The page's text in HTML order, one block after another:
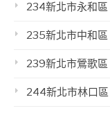
234新北市永和區
235新北市中和區
239新北市鶯歌區
244新北市林口區